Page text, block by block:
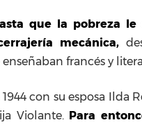
que la pobreza le
mecánica,
enseñaban francés y
1944 con su esposa Ilda
Violante. Para